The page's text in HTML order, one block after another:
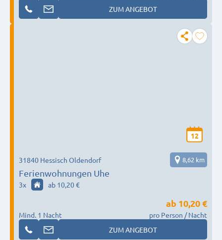
ZUM ANGEBOT
12
Ferienwohnungen Uhe
31840 Hessisch Oldendorf 8,62 km
3x ab 10,20 €
Mind. 1 Nacht
ab 10,20 €
pro Person / Nacht
ZUM ANGEBOT